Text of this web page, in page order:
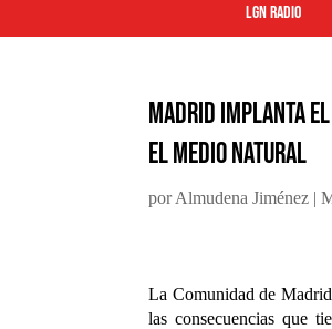
LGN Radio
Madrid implanta el
el medio natural
porAlmudena Jiménez |
La Comunidad de
las consecuencias que